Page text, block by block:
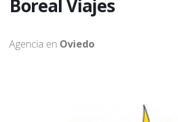
Boreal Viajes
Agencia en Oviedo